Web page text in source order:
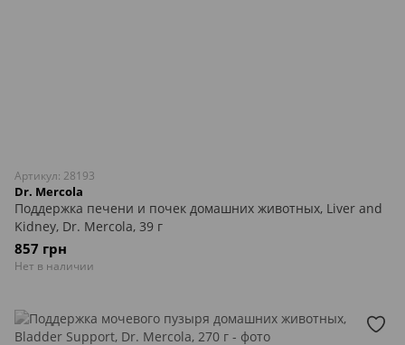
Артикул: 28193
Dr. Mercola
Поддержка печени и почек домашних животных, Liver and
Kidney, Dr. Mercola, 39 г
857 грн
Нет в наличии